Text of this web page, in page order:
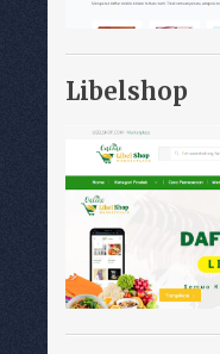
Libelshop